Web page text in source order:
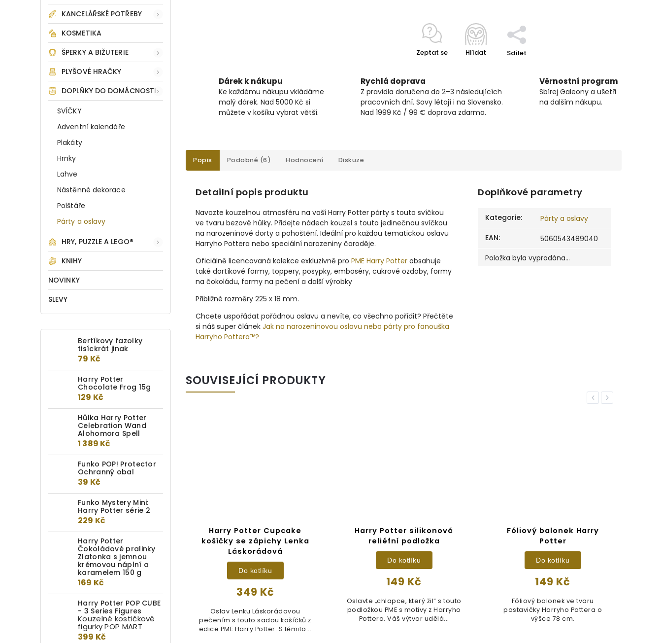
KANCELÁŘSKÉ POTŘEBY
KOSMETIKA
ŠPERKY A BIŽUTERIE
PLYŠOVÉ HRAČKY
DOPLŇKY DO DOMÁCNOSTI
SVÍČKY
Adventní kalendáře
Plakáty
Hrnky
Lahve
Nástěnné dekorace
Polštáře
Párty a oslavy
HRY, PUZZLE A LEGO®
KNIHY
NOVINKY
SLEVY
Bertíkovy fazolky
tisíckrát jinak
79 Kč
Harry Potter
Chocolate Frog 15g
129 Kč
Hůlka Harry Potter
Celebration Wand
Alohomora Spell
1 389 Kč
Funko POP! Protector
Ochranný obal
39 Kč
Funko Mystery Mini:
Harry Potter série 2
229 Kč
Harry Potter
Čokoládové pralinky
Zlatonka s jemnou
krémovou náplní a
karamelem 150 g
169 Kč
Harry Potter POP CUBE
- 3 Series Figures
Kouzelné kostičkové
figurky POP MART
399 Kč
Zeptat se Hlídat Sdílet
Dárek k nákupu
Ke každému nákupu vkládáme
malý dárek. Nad 5000 Kč si
můžete v košíku vybrat větší.
Rychlá doprava
Z pravidla doručena do 2–3 následujících
pracovních dní. Sovy létají i na Slovensko.
Nad 1999 Kč / 99 € doprava zdarma.
Věrnostní program
Sbírej Galeony a ušetři
na dalším nákupu.
Popis Podobné (6) Hodnocení Diskuze
Detailní popis produktu
Navozte kouzelnou atmosféru na vaší Harry Potter párty s touto svíčkou
ve tvaru bezové hůlky. Přidejte nádech kouzel s touto jedinečnou svíčkou
na narozeninové dorty a pohoštění. Ideální pro každou tematickou oslavu
Harryho Pottera nebo speciální narozeniny čaroděje.
Oficiálně licencovaná kolekce exkluzivně pro PME Harry Potter obsahuje
také dortíkové formy, toppery, posypky, emboséry, cukrové ozdoby, formy
na čokoládu, formy na pečení a další výrobky
Přibližné rozměry 225 x 18 mm.
Chcete uspořádat pořádnou oslavu a nevíte, co všechno pořídit? Přečtěte
si náš super článek Jak na narozeninovou oslavu nebo párty pro fanouška
Harryho Pottera™?
Doplňkové parametry
Kategorie:
Párty a oslavy
EAN:
5060543489040
Položka byla vyprodána…
SOUVISEJÍCÍ PRODUKTY
Previous
Harry Potter Cupcake
košíčky se zápichy
Bradavice
349 Kč
Do kotlíku
Oslav lásku k Bradavicím pečením
s touto sadou košíčků z edice PME
Harry Potter. S těmito...
Harry Potter Cupcake
košíčky se zápichy Lenka
Láskorádová
349 Kč
Do kotlíku
Oslav Lenku Láskorádovou
pečením s touto sadou košíčků z
edice PME Harry Potter. S těmito...
Harry Potter silikonová
reliéfní podložka
149 Kč
Do kotlíku
Oslavte „chlapce, který žil“ s touto
podložkou PME s motivy z Harryho
Pottera. Váš výtvor udělá...
Fóliový balonek Harry
Potter
149 Kč
Do kotlíku
Fóliový balonek ve tvaru
postavičky Harryho Pottera o
výšce 78 cm.
Next